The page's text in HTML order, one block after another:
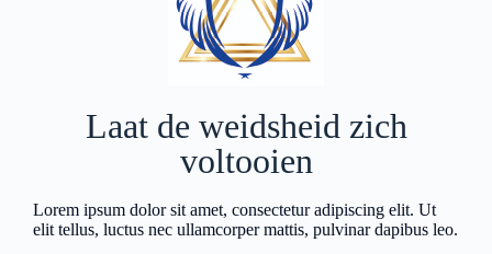
Laat de weidsheid zich
voltooien
Lorem ipsum dolor sit amet, consectetur adipiscing elit. Ut
elit tellus, luctus nec ullamcorper mattis, pulvinar dapibus leo.